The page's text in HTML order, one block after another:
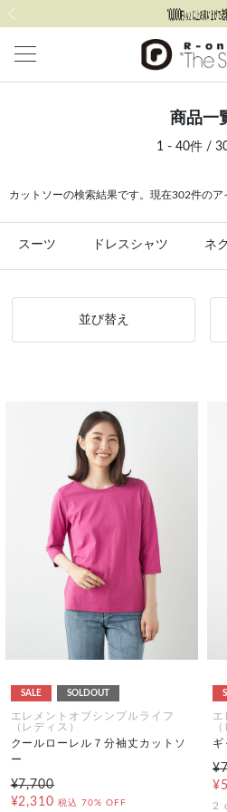
商品一
1 - 40件 /
カットソーの検索結果です。現在302件のア
スーツ ドレスシャツ ネ
並び替え
SALE SOLDOUT
エレメントオブシンプルライフ
（レディス）
クールローレル７分袖丈カットソ
ー
¥7,700
¥2,310 税込 70% OFF
ギ
2